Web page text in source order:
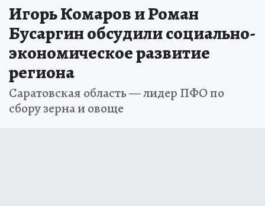
Игорь Комаров и Роман
Бусаргин обсудили социально-
экономическое развитие
региона
Саратовская область — лидер ПФО по
сбору зерна и овоще